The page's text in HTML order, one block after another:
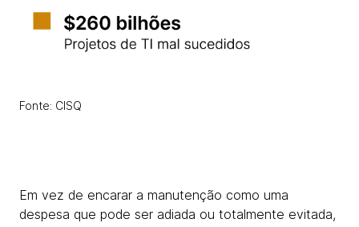
Fonte: CISQ
Em vez de encarar a manutenção como uma
despesa que pode ser adiada ou totalmente evitada,